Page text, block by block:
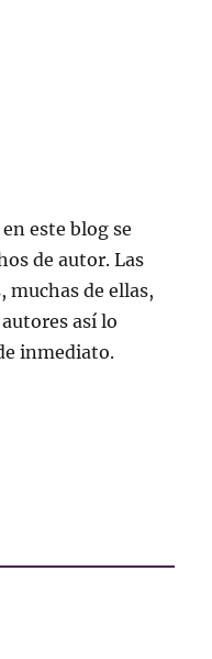
este blog se
de autor. Las
muchas de ellas,
así lo
inmediato.